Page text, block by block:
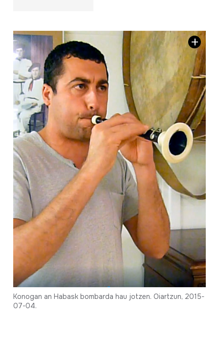
Konogan an Habask bombarda hau jotzen. Oiartzun, 2015-
07-04.